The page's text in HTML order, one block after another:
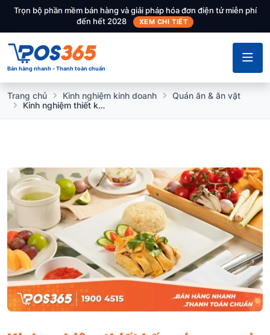
Trọn bộ phần mềm bán hàng và giải pháp hóa đơn điện tử miễn phí
đến hết 2028
XEM CHI TIẾT
Bán hàng nhanh - Thanh toán chuẩn
Trang chủ Kinh nghiệm kinh doanh
Quán ăn & ăn vặt
Kinh nghiệm thiết kế quán cơm gà tối ưu không gian, thu hút thực khách và tăng doanh thu